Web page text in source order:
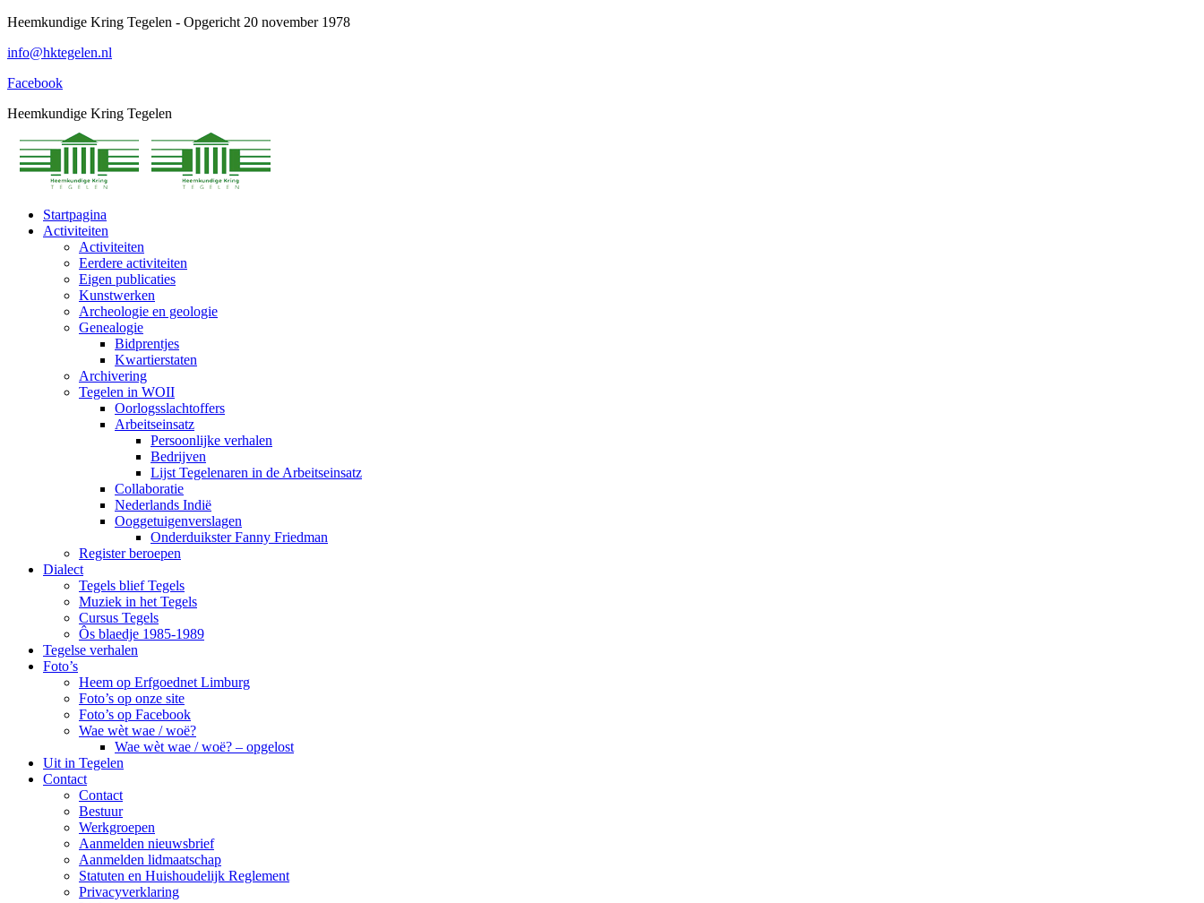
Spring
content
Heemkundige Kring Tegelen - Opgericht 20 november 1978
info@hktegelen.nl
Facebook
Heemkundige Kring Tegelen
Startpagina
Activiteiten
Activiteiten
Eerdere activiteiten
Eigen publicaties
Kunstwerken
Archeologie en geologie
Genealogie
Bidprentjes
Kwartierstaten
Archivering
Tegelen in WOII
Oorlogsslachtoffers
Arbeitseinsatz
Persoonlijke verhalen
Bedrijven
Lijst Tegelenaren in de Arbeitseinsatz
Collaboratie
Nederlands Indië
Ooggetuigenverslagen
Onderduikster Fanny Friedman
Register beroepen
Dialect
Tegels blief Tegels
Muziek in het Tegels
Cursus Tegels
Ôs blaedje 1985-1989
Tegelse verhalen
Foto’s
Heem op Erfgoednet Limburg
Foto’s op onze site
Foto’s op Facebook
Wae wèt wae / woë?
Wae wèt wae / woë? – opgelost
Uit in Tegelen
Contact
Contact
Bestuur
Werkgroepen
Aanmelden nieuwsbrief
Aanmelden lidmaatschap
Statuten en Huishoudelijk Reglement
Privacyverklaring